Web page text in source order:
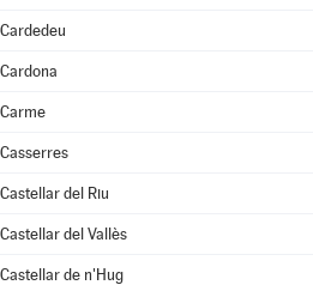
Cardedeu
Cardona
Carme
Casserres
Castellar del Riu
Castellar del Vallès
Castellar de n'Hug